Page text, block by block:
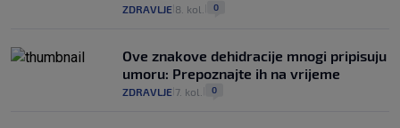
ZDRAVLJE 8. kol. 0
Ove znakove dehidracije mnogi pripisuju
umoru: Prepoznajte ih na vrijeme
ZDRAVLJE 7. kol. 0